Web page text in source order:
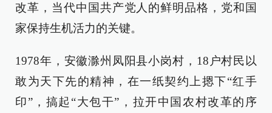
改革，当代中国共产党人的鲜明品格，党和国
家保持生机活力的关键。
1978年，安徽滁州凤阳县小岗村，18户村民以
敢为天下先的精神，在一纸契约上摁下“红手
印”，搞起“大包干”，拉开中国农村改革的序